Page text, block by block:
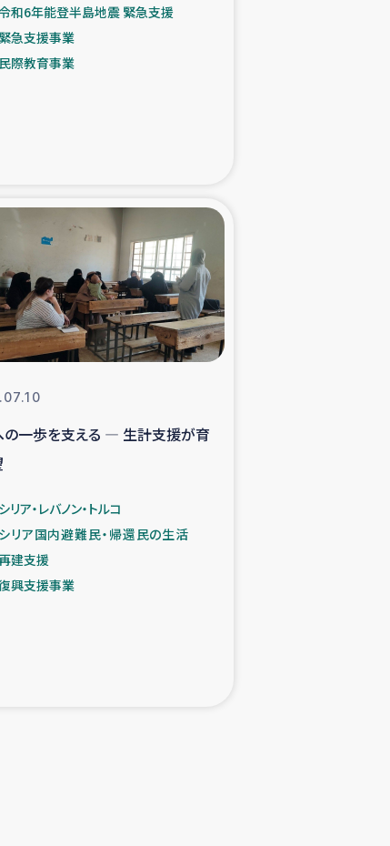
ド事業
コーヒー畑改善事業
上支援
和6年能登半島地震 緊急支援
緊急支援事業
民際教育事業
一歩を支える ― 生計支援が育
シリア・レバノン・トルコ
シリア国内避難民・帰還民の生活
建支援
興支援事業